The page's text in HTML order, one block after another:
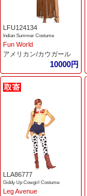
LFU124134
Indian Summer Costume
Fun World
アメリカン/カウガール
10000円
LLA86777
Giddy Up Cowgirl Costume
Leg Avenue